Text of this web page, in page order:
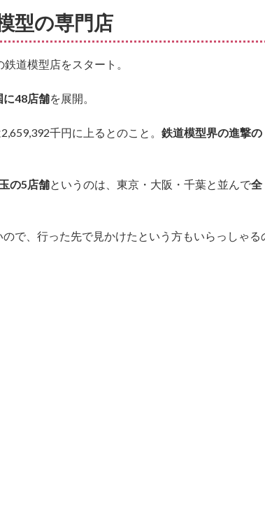
型の専門店
道模型店をスタート。
に48店舗を展開。
千円に上るとのこと。 鉄道模型界の進撃の
の5店舗というのは、東京・大阪・千葉と並んで全
で、行った先で見かけたという方もいらっしゃる